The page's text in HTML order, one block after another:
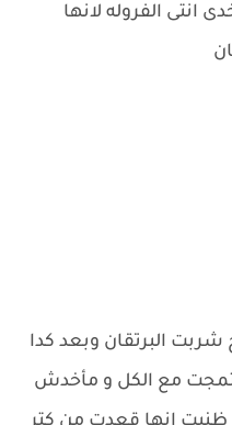
انتى الفروله لانها
البرتقان وبعد كدا
مع الكل و مأخدش